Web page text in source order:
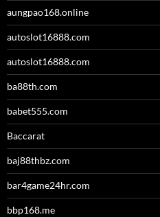
aungpao168.online
autoslot16888.com
autoslot16888.com
ba88th.com
babet555.com
Baccarat
baj88thbz.com
bar4game24hr.com
bbp168.me